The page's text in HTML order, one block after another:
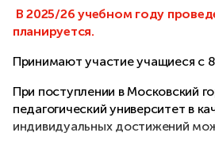
В 2025/26 учебном году
планируется.
Принимают участие учащиеся с
При поступлении в Московский
педагогический университет в
индивидуальных достижений